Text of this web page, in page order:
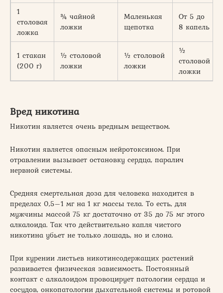
1
столовая
ложка
¾ чайной
ложки
Маленькая
щепотка
От 5 до
8 капель
1 стакан
(200 г)
½ столовой
ложки
½ столовой
ложки
½
столовой
ложки
Вред никотина
Никотин является очень вредным веществом.
Никотин является опасным нейротоксином. При
отравлении вызывает остановку сердца, паралич
нервной системы.
Средняя смертельная доза для человека находится в
пределах 0,5–1 мг на 1 кг массы тела. То есть, для
мужчины массой 75 кг достаточно от 35 до 75 мг этого
алкалоида. Так что действительно капля чистого
никотина убьет не только лошадь, но и слона.
При курении листьев никотинсодержащих растений
развивается физическая зависимость. Постоянный
контакт с алкалоидом провоцирует патологии сердца и
сосудов, онкопатологии дыхательной системы и ротовой